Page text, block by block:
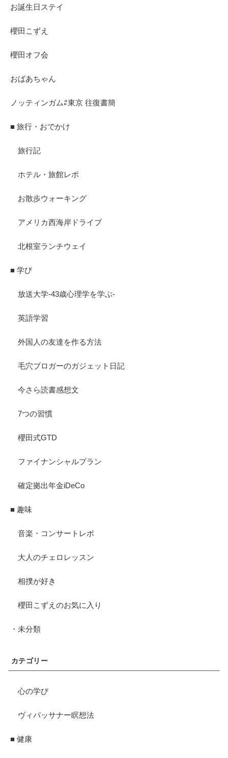
お誕生日ステイ
櫻田こずえ
櫻田オフ会
おばあちゃん
ノッティンガム⇄東京 往復書簡
■ 旅行・おでかけ
旅行記
ホテル・旅館レポ
お散歩ウォーキング
アメリカ西海岸ドライブ
北根室ランチウェイ
■ 学び
放送大学-43歳心理学を学ぶ-
英語学習
外国人の友達を作る方法
毛穴ブロガーのガジェット日記
今さら読書感想文
7つの習慣
櫻田式GTD
ファイナンシャルプラン
確定拠出年金iDeCo
■ 趣味
音楽・コンサートレポ
大人のチェロレッスン
相撲が好き
櫻田こずえのお気に入り
・未分類
カテゴリー
心の学び
ヴィパッサナー瞑想法
■ 健康